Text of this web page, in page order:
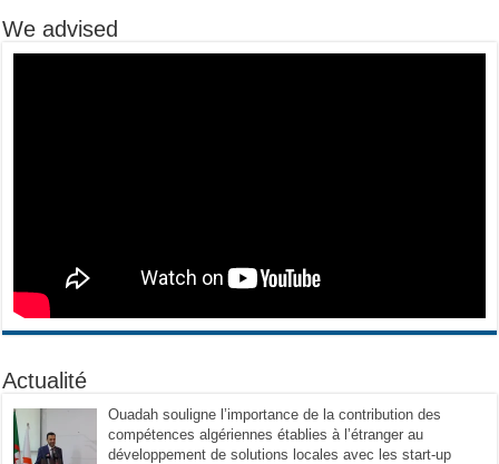
We advised
Actualité
Ouadah souligne l’importance de la contribution des
compétences algériennes établies à l’étranger au
développement de solutions locales avec les start-up